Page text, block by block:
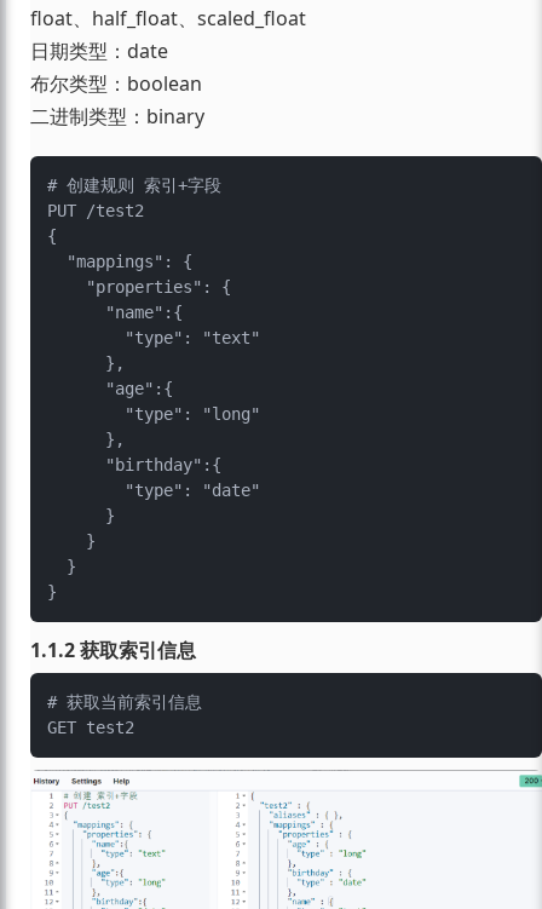
float、half_float、scaled_float
日期类型：date
布尔类型：boolean
二进制类型：binary
# 创建规则 索引+字段
PUT /test2
{
1.1.2 获取索引信息
# 获取当前索引信息